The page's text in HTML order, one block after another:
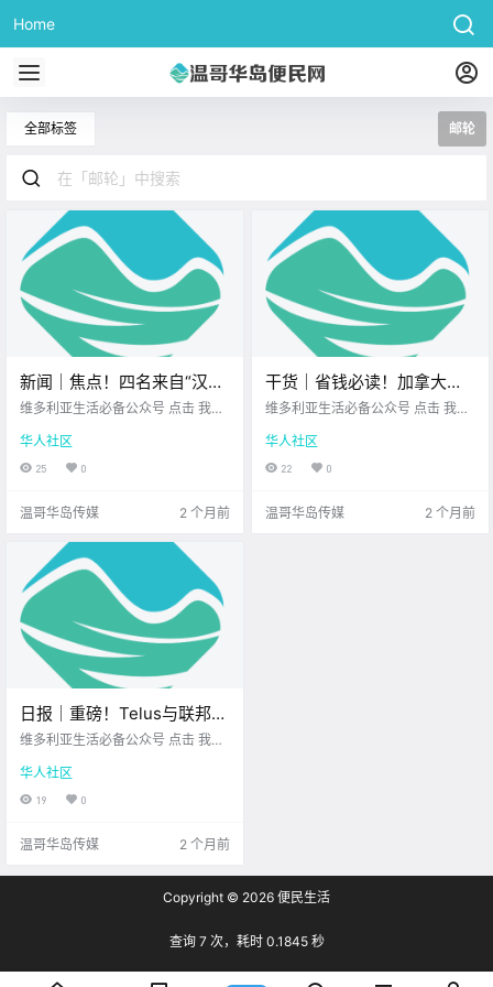
Home
全部标签 邮轮
新闻｜焦点！四名来自“汉坦
病毒邮轮”的加拿大人抵达维
凌晨你被安珀警报惊醒了
吗？孩子已安全获救！
维多利亚生活必备公众号 点击 我在
想一直在你身边 大家周一好呀~ 新
的一周开始了 希望大家今天工作或
华人社区
25 0
温哥华岛传媒 2 个月前
干货｜省钱必读！加拿大各
大积分隐藏联动全攻略，教
维多利亚生活必备公众号 点击 我在
想一直在你身边 在这个生活成本不
断攀升的时代 聪明消费已经成为了
华人社区
22 0
温哥华岛传媒 2 个月前
日报｜重磅！Telus与联邦政
府联手，在BC省打造主权AI
赛车，导致翻车事故！
维多利亚生活必备公众号 点击 我在
想一直在你身边 公元2026年5月11
日 农历3月25日 星期一 金牛座 <
华人社区
19 0
温哥华岛传媒 2 个月前
Copyright © 2026 便民生活
查询 7 次，耗时 0.1845 秒